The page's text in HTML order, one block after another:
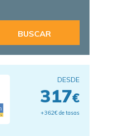
DESDE
317€
+362€ de tasas